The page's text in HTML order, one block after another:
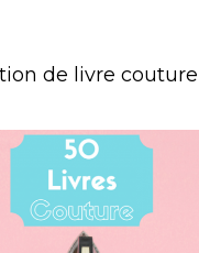
de livre couture